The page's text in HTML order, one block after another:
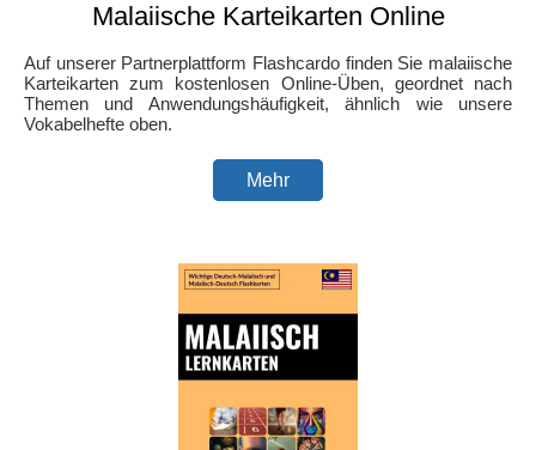
Malaiische Karteikarten Online
Auf unserer Partnerplattform Flashcardo finden Sie malaiische
Karteikarten zum kostenlosen Online-Üben, geordnet nach
Themen und Anwendungshäufigkeit, ähnlich wie unsere
Vokabelhefte oben.
Mehr